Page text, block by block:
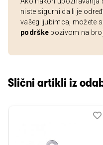
niste sigurni da li je
vašeg ljubimca, možete
podrške pozivom na
Slični artikli iz